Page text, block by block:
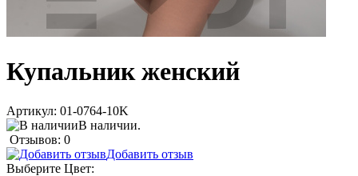
Купальник женский
Артикул: 01-0764-10K
В наличии.
Отзывов: 0
Добавить отзыв
Выберите Цвет: